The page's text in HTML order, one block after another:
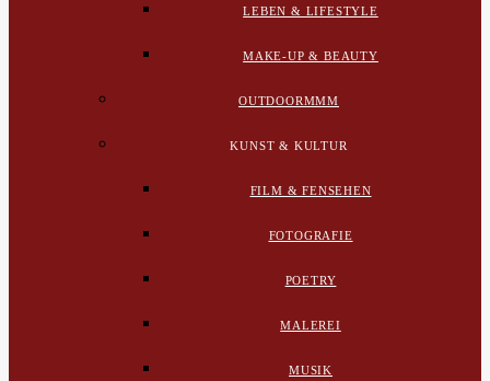
LEBEN & LIFESTYLE
MAKE-UP & BEAUTY
OUTDOORMMM
KUNST & KULTUR
FILM & FENSEHEN
FOTOGRAFIE
POETRY
MALEREI
MUSIK